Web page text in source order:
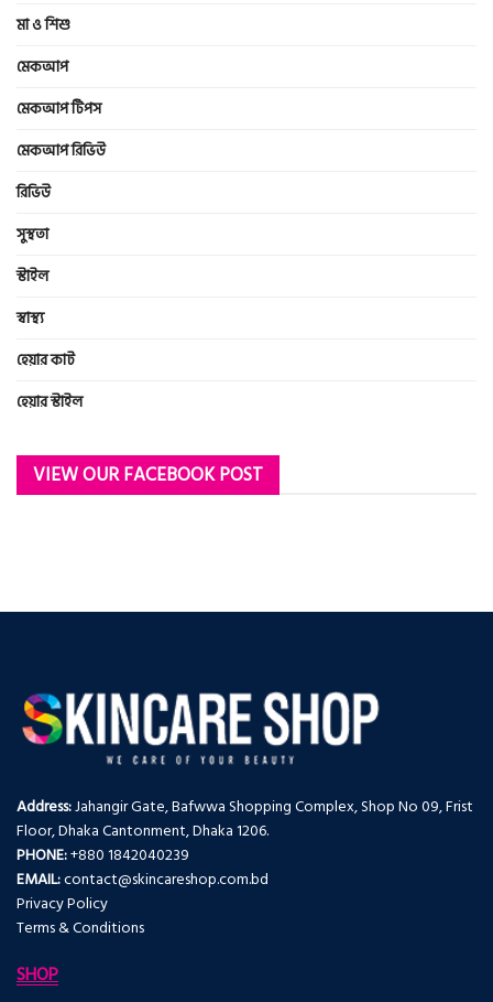
মা ও শিশু
মেকআপ
মেকআপ টিপস
মেকআপ রিভিউ
রিভিউ
সুস্থতা
স্টাইল
স্বাস্থ্য
হেয়ার কাট
হেয়ার স্টাইল
VIEW OUR FACEBOOK POST
Address:Jahangir Gate, Bafwwa Shopping Complex, Shop No 09, Frist
Floor, Dhaka Cantonment, Dhaka 1206.
PHONE:+880 1842040239
EMAIL:contact@skincareshop.com.bd
Privacy Policy
Terms & Conditions
SHOP